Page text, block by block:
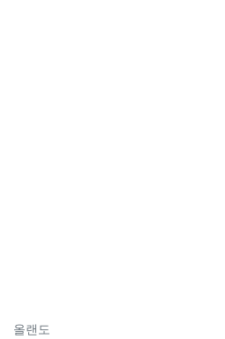
올랜도